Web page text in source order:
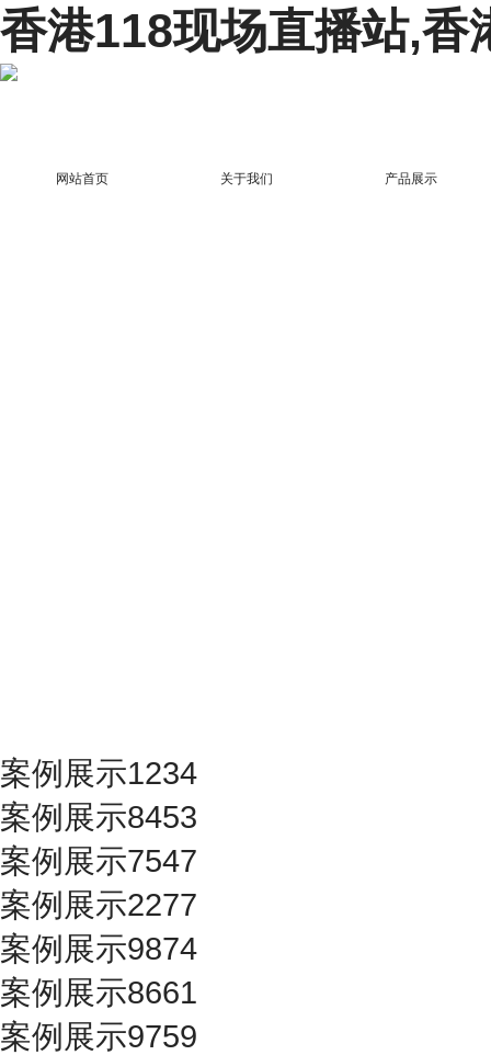
香港118现场直播站,香
网站首页 关于我们 产品展示
案例展示1234
案例展示8453
案例展示7547
案例展示2277
案例展示9874
案例展示8661
案例展示9759